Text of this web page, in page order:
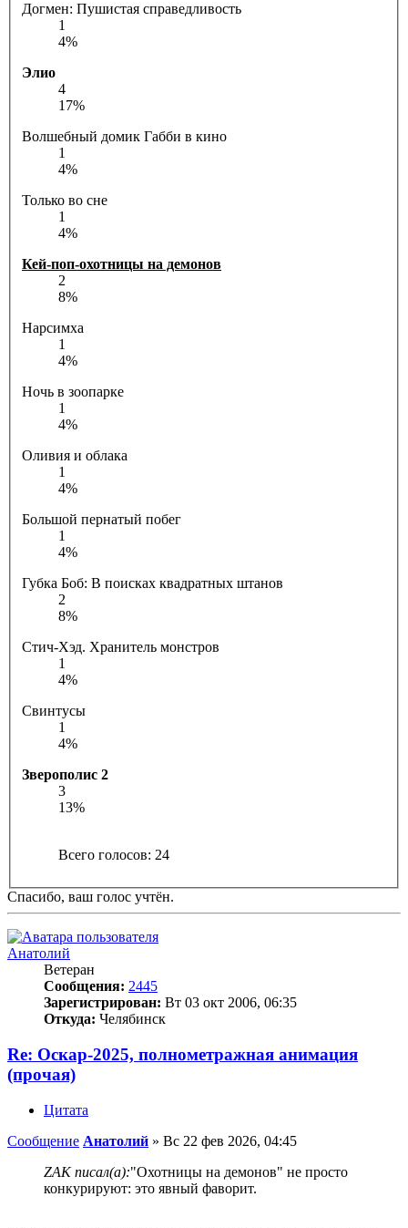
Догмен: Пушистая справедливость
1
4%
Элио
4
17%
Волшебный домик Габби в кино
1
4%
Только во сне
1
4%
Кей-поп-охотницы на демонов
2
8%
Нарсимха
1
4%
Ночь в зоопарке
1
4%
Оливия и облака
1
4%
Большой пернатый побег
1
4%
Губка Боб: В поисках квадратных штанов
2
8%
Стич-Хэд. Хранитель монстров
1
4%
Свинтусы
1
4%
Зверополис 2
3
13%
Всего голосов: 24
Спасибо, ваш голос учтён.
Анатолий
Ветеран
Сообщения: 2445
Зарегистрирован: Вт 03 окт 2006, 06:35
Откуда: Челябинск
Re: Оскар-2025, полнометражная анимация
(прочая)
Цитата
Сообщение Анатолий » Вс 22 фев 2026, 04:45
ZAK писал(а):"Охотницы на демонов" не просто
конкурируют: это явный фаворит.